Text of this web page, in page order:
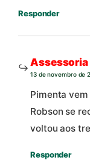
Responder
Assessoria
13 de novembro de
Pimenta
Robson se
voltou aos
Responder